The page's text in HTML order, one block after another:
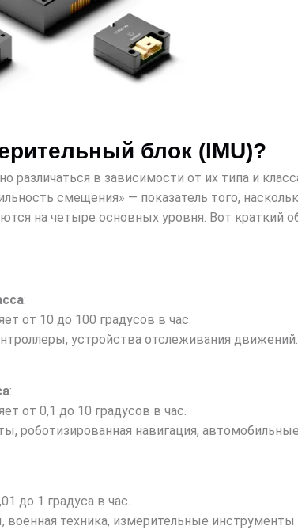
блок (IMU)?
в зависимости от их типа и
смещения» — показатель того,
на четыре основных уровня. Вот краткий
:
от 10 до 100 градусов в час.
устройства отслеживания движений.
:
от 0,1 до 10 градусов в час.
роботизированная навигация,
до 1 градуса в час.
техника, измерительные инструменты